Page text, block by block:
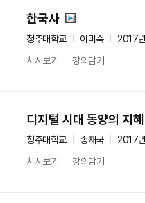
한국사
청주대학교 이미숙
2017
차시보기
강의담기
디지털 시대 동양의 지혜
청주대학교 송재국
2017
차시보기
강의담기